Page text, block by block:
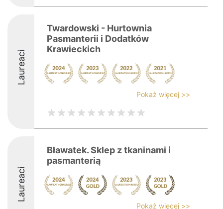
Laureaci
Twardowski - Hurtownia
Pasmanterii i Dodatków
Krawieckich
Pokaż więcej >>
Laureaci
Bławatek. Sklep z tkaninami i
pasmanterią
Pokaż więcej >>